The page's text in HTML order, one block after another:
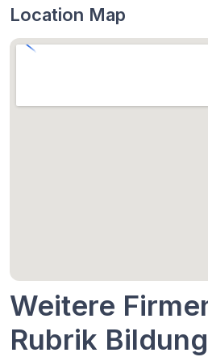
Location Map
Weitere
Rubrik Bildung